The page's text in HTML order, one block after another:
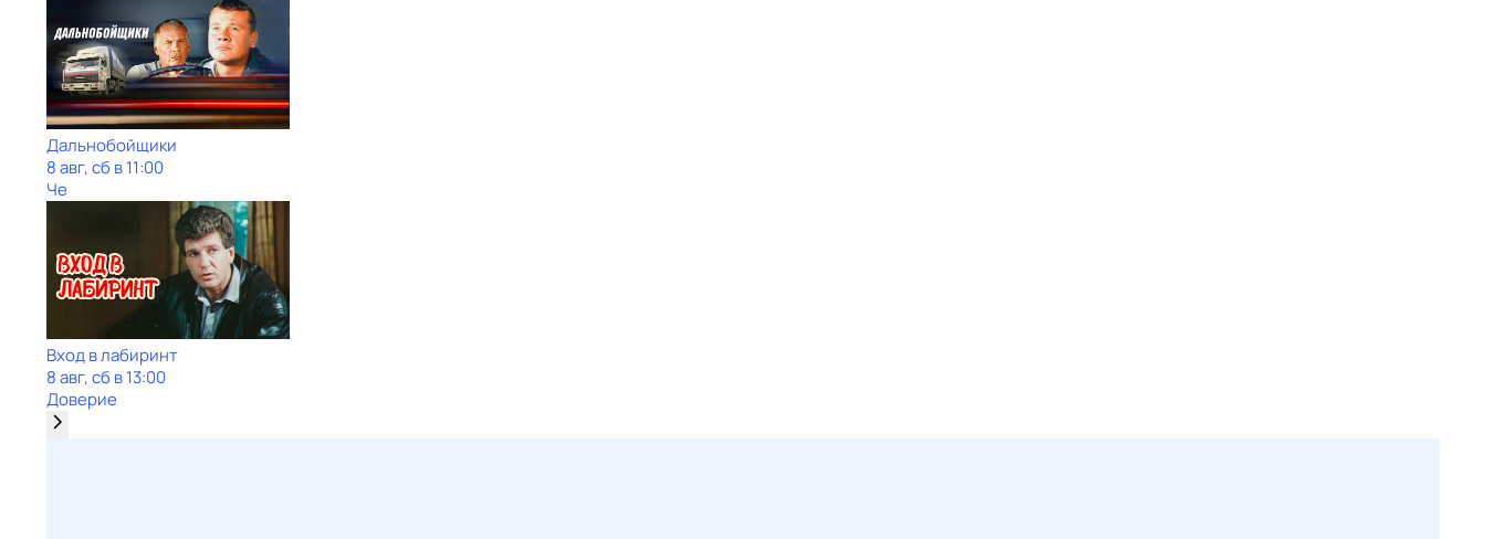
Дальнобойщики
8 авг, сб в 11:00
Че
Вход в лабиринт
8 авг, сб в 13:00
Доверие